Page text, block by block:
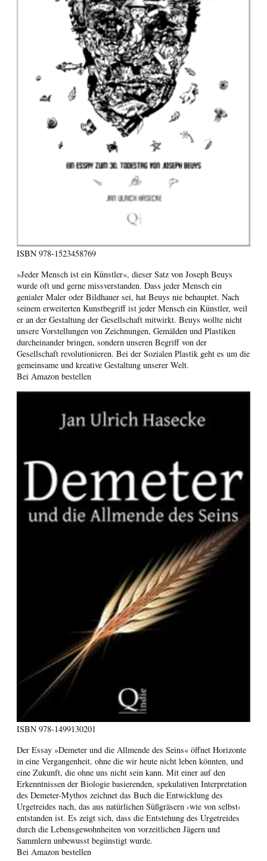
ISBN 978-1523458769
»Jeder Mensch ist ein Künstler«, dieser Satz von Joseph Beuys
wurde oft und gerne missverstanden. Dass jeder Mensch ein
genialer Maler oder Bildhauer sei, hat Beuys nie behauptet. Nach
seinem erweiterten Kunstbegriff ist jeder Mensch ein Künstler, weil
er an der Gestaltung der Gesellschaft mitwirkt. Beuys wollte nicht
unsere Vorstellungen von Zeichnungen, Gemälden und Plastiken
durcheinander bringen, sondern unseren Begriff von der
Gesellschaft revolutionieren. Bei der Sozialen Plastik geht es um die
gemeinsame und kreative Gestaltung unserer Welt.
Bei Amazon bestellen
ISBN 978-1499130201
Der Essay »Demeter und die Allmende des Seins« öffnet Horizonte
in eine Vergangenheit, ohne die wir heute nicht leben könnten, und
eine Zukunft, die ohne uns nicht sein kann. Mit einer auf den
Erkenntnissen der Biologie basierenden, spekulativen Interpretation
des Demeter-Mythos zeichnet das Buch die Entwicklung des
Urgetreides nach, das aus natürlichen Süßgräsern ›wie von selbst‹
entstanden ist. Es zeigt sich, dass die Entstehung des Urgetreides
durch die Lebensgewohnheiten von vorzeitlichen Jägern und
Sammlern unbewusst begünstigt wurde.
Bei Amazon bestellen